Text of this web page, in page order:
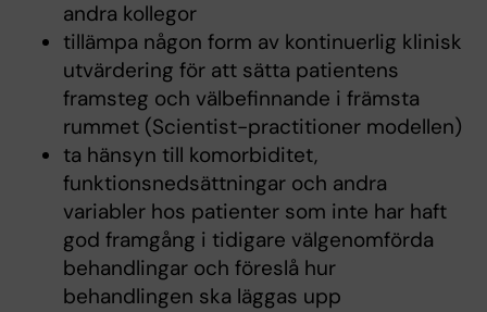
andra kollegor
tillämpa någon form av kontinuerlig klinisk
utvärdering för att sätta patientens
framsteg och välbefinnande i främsta
rummet (Scientist-practitioner modellen)
ta hänsyn till komorbiditet,
funktionsnedsättningar och andra
variabler hos patienter som inte har haft
god framgång i tidigare välgenomförda
behandlingar och föreslå hur
behandlingen ska läggas upp